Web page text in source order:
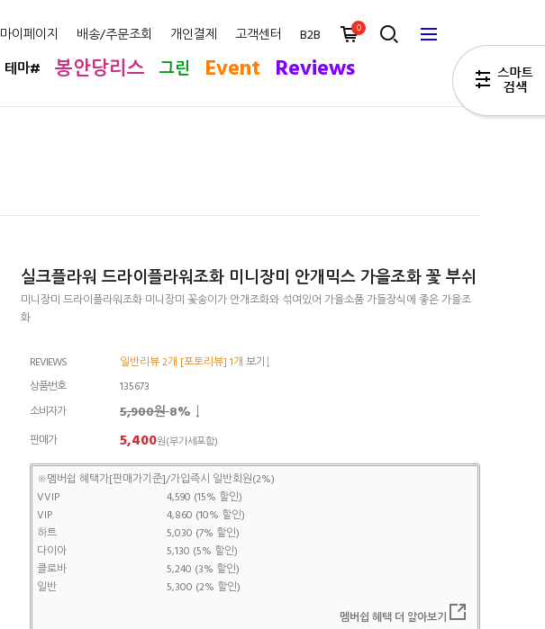
마이페이지 배송/주문조회 개인결제 고객센터 B2B 0
테마# 봉안당리스 그린 Event Reviews
실크플라워 드라이플라워조화 미니장미 안개믹스 가을조화 꽃 부쉬
미니장미 드라이플라워조화 미니장미 꽃송이가 안개조화와 섞여있어 가을소품 가들장식에 좋은 가을조
화
REVIEWS 일반리뷰 2개 [포토리뷰] 1개 보기↓
상품번호
135673
소비자가
5,900원8% ↓
판매가 5,400원(부가세포함)
※멤버쉽 혜택가[판매가기준]/가입즉시 일반회원(2%)
VVIP
4,590 (15% 할인)
VIP
4,860 (10% 할인)
하트
5,030 (7% 할인)
다이아
5,130 (5% 할인)
클로바
5,240 (3% 할인)
일반
5,300 (2% 할인)
멤버쉽 혜택 더 알아보기